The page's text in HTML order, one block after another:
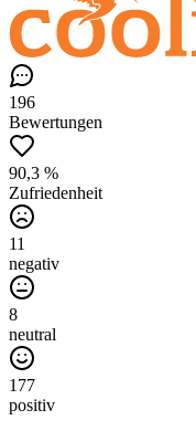
196
Bewertungen
90,3 %
Zufriedenheit
11
negativ
8
neutral
177
positiv